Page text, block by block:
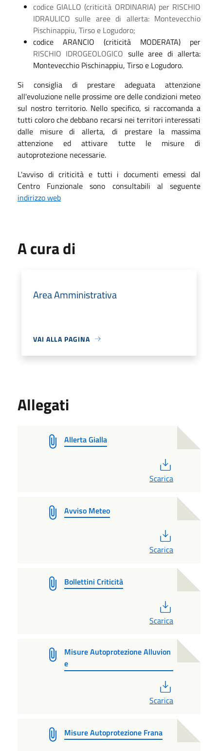
codice GIALLO (criticità ORDINARIA) per RISCHIO
IDRAULICO sulle aree di allerta: Montevecchio
Pischinappiu, Tirso e Logudoro;
codice ARANCIO (criticità MODERATA) per
RISCHIO IDROGEOLOGICO sulle aree di allerta:
Montevecchio Pischinappiu, Tirso e Logudoro.
Si consiglia di prestare adeguata attenzione
all'evoluzione nelle prossime ore delle condizioni meteo
sul nostro territorio. Nello specifico, si raccomanda a
tutti coloro che debbano recarsi nei territori interessati
dalle misure di allerta, di prestare la massima
attenzione ed attivare tutte le misure di
autoprotezione necessarie.
L'avviso di criticità e tutti i documenti emessi dal
Centro Funzionale sono consultabili al seguente
indirizzo web
A cura di
Area Amministrativa
VAI ALLA PAGINA
Allegati
Allerta Gialla
Scarica
Avviso Meteo
Scarica
Bollettini Criticità
Scarica
Misure Autoprotezione Alluvion
e
Scarica
Misure Autoprotezione Frana